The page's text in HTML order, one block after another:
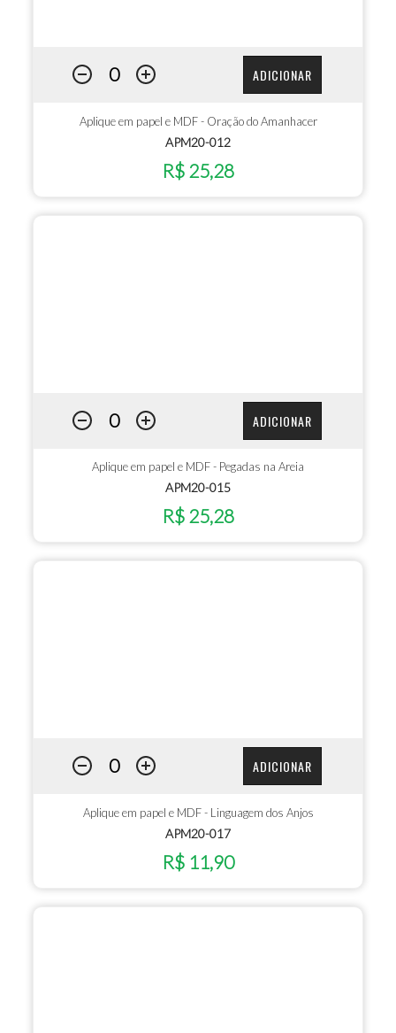
ADICIONAR
Aplique em papel e MDF - Oração do Amanhacer
APM20-012
R$ 25,28
ADICIONAR
Aplique em papel e MDF - Pegadas na Areia
APM20-015
R$ 25,28
ADICIONAR
Aplique em papel e MDF - Linguagem dos Anjos
APM20-017
R$ 11,90